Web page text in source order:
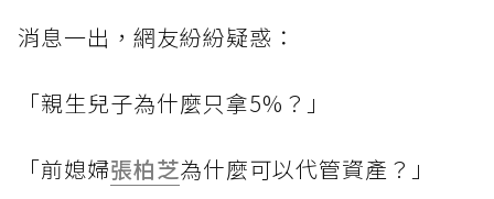
消息一出，網友紛紛疑惑：
「親生兒子為什麼只拿5%？」
「前媳婦張柏芝為什麼可以代管資產？」